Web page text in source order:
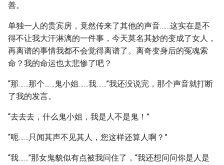
善。
单独一人的贵宾房，竟然传来了其他的声音……这实在是不
得不让我大汗淋漓的一件事，今天莫名其妙的变成了女人，
再离谱的事情我都不会觉得离谱了。离奇变身后的冤魂索
命？我的命运也太悲惨了吧？
“那……那个……鬼小姐……我……”我还没说完，那个声音就打断
了我的发言。
“去去去，什么鬼小姐，我是人不是鬼！”
“呃……只闻其声不见其人，您这样还算人啊？”
“我……”那女鬼貌似有点被我问住了，“我还想问问你是人是